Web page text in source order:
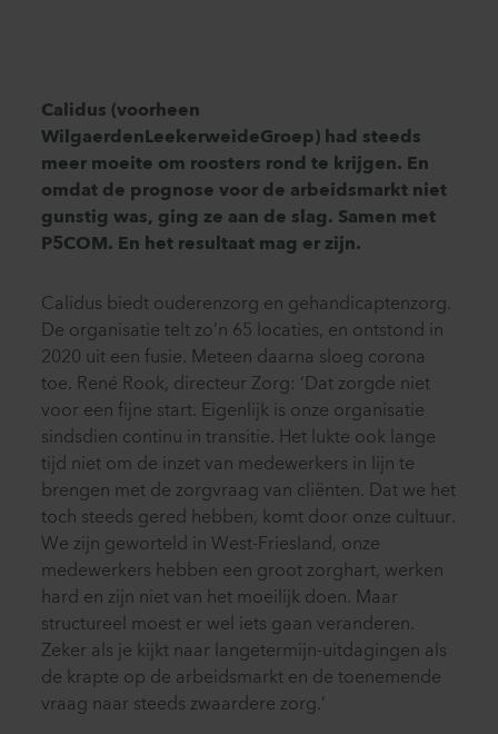
Calidus (voorheen
WilgaerdenLeekerweideGroep) had steeds
meer moeite om roosters rond te krijgen. En
omdat de prognose voor de arbeidsmarkt niet
gunstig was, ging ze aan de slag. Samen met
P5COM. En het resultaat mag er zijn.
Calidus biedt ouderenzorg en gehandicaptenzorg.
De organisatie telt zo’n 65 locaties, en ontstond in
2020 uit een fusie. Meteen daarna sloeg corona
toe. René Rook, directeur Zorg: ‘Dat zorgde niet
voor een fijne start. Eigenlijk is onze organisatie
sindsdien continu in transitie. Het lukte ook lange
tijd niet om de inzet van medewerkers in lijn te
brengen met de zorgvraag van cliënten. Dat we het
toch steeds gered hebben, komt door onze cultuur.
We zijn geworteld in West-Friesland, onze
medewerkers hebben een groot zorghart, werken
hard en zijn niet van het moeilijk doen. Maar
structureel moest er wel iets gaan veranderen.
Zeker als je kijkt naar langetermijn-uitdagingen als
de krapte op de arbeidsmarkt en de toenemende
vraag naar steeds zwaardere zorg.’